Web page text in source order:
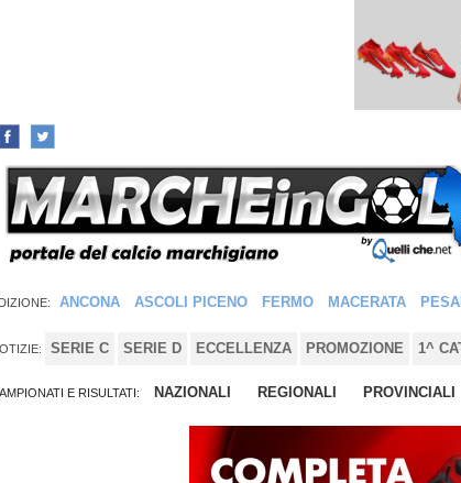
ANCONA ASCOLI PICENO FERMO MACERATA
SERIE C SERIE D ECCELLENZA PROMOZIONE 1^
E RISULTATI: NAZIONALI REGIONALI PROVINCIALI